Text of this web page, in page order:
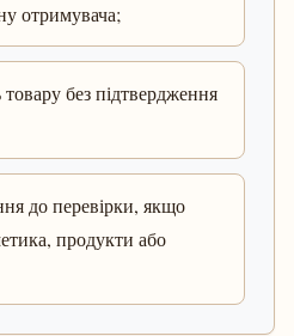
отримувача;
без підтвердження
до перевірки, якщо
продукти або